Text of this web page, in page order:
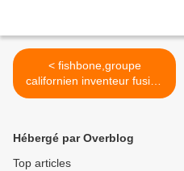
< fishbone,groupe
californien inventeur fusion
punk-funk-rock-ska
Hébergé par Overblog
Top articles